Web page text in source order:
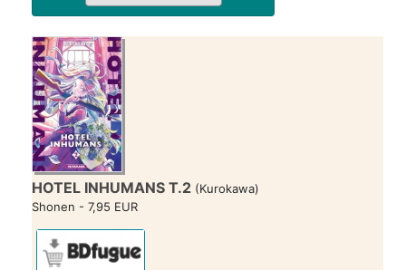
HOTEL INHUMANS T.2 (Kurokawa)
Shonen - 7,95 EUR